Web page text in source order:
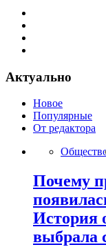
Актуально
Новое
Популярные
От редактора
Почему
История
выбрала